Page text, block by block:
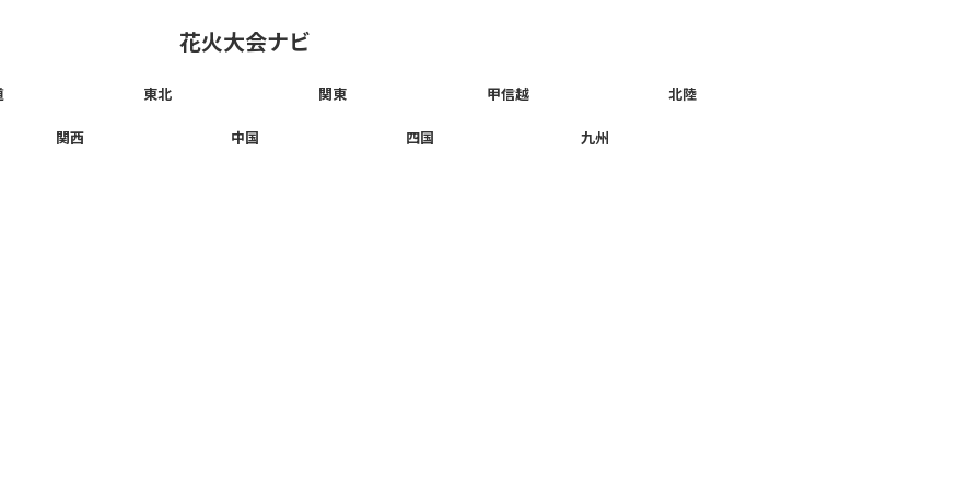
花火大会ナビ
東北 関東 甲信越 北陸
関西 中国 四国 九州